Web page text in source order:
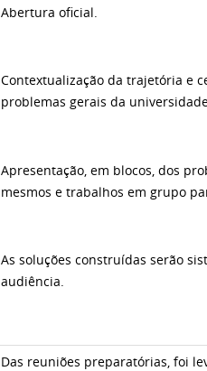
Abertura oficial.
Contextualização da trajetória e
problemas gerais da
Apresentação, em blocos, dos
mesmos e trabalhos em grupo
As soluções construídas serão
audiência.
Das reuniões preparatórias, foi